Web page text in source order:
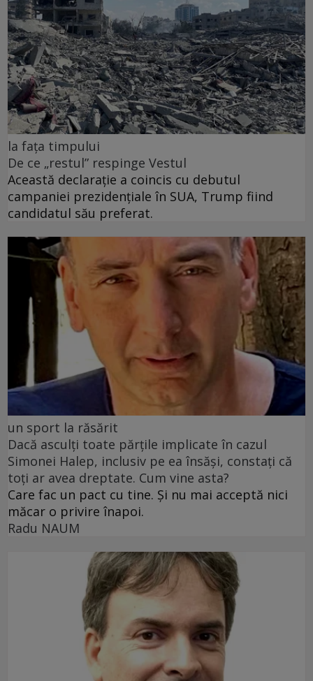
la fața timpului
De ce „restul” respinge Vestul
Această declarație a coincis cu debutul
campaniei prezidențiale în SUA, Trump fiind
candidatul său preferat.
un sport la răsărit
Dacă asculți toate părțile implicate în cazul
Simonei Halep, inclusiv pe ea însăși, constați că
toți ar avea dreptate. Cum vine asta?
Care fac un pact cu tine. Și nu mai acceptă nici
măcar o privire înapoi.
Radu NAUM